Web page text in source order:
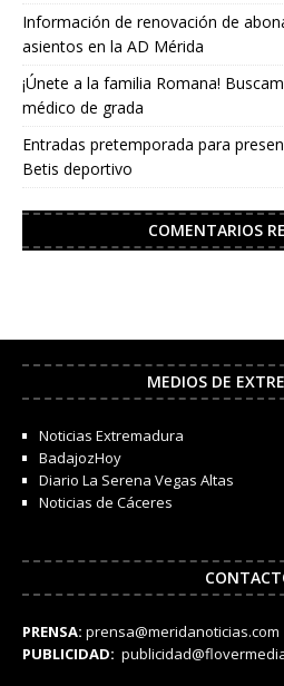
Información de renovación de
asientos en la AD Mérida
¡Únete a la familia Romana!
médico de grada
Entradas pretemporada para
Betis deportivo
COMENTARIOS
MEDIOS DE
Noticias Extremadura
BadajozHoy
Diario La Serena Vegas Altas
Noticias de Cáceres
PRENSA: prensa@meridanoticias.com
PUBLICIDAD: